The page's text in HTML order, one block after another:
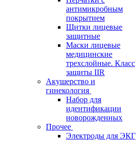
антимикробным
покрытием
Щитки лицевые
защитные
Маски лицевые
медицинские
трехслойные. Класс
защиты IIR
Акушерство и
гинекология
Набор для
идентификации
новорожденных
Прочее
Электроды для ЭКГ